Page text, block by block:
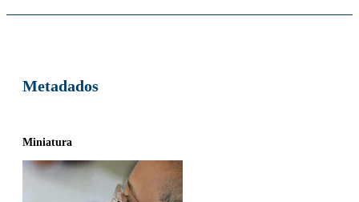
Metadados
Miniatura